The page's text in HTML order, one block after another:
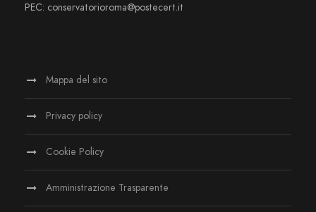
PEC: conservatorioroma@postecert.it
Mappa del sito
Privacy policy
Cookie Policy
Amministrazione Trasparente